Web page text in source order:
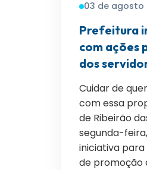
03 de agosto
Prefeitura
com ações
dos
Cuidar de
com essa
de Ribeirão
segunda-
iniciativa
de promoção